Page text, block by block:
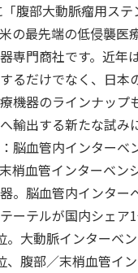
「腹部大動脈瘤用ス
の最先端の低侵襲医
専門商社です。近年
るだけでなく、日本
機器のラインナップ
輸出する新たな試み
脳血管内インター
梢血管インターベン
。脳血管内インター
ーテルが国内シェア
。大動脈インターベ
、腹部／末梢血管イ